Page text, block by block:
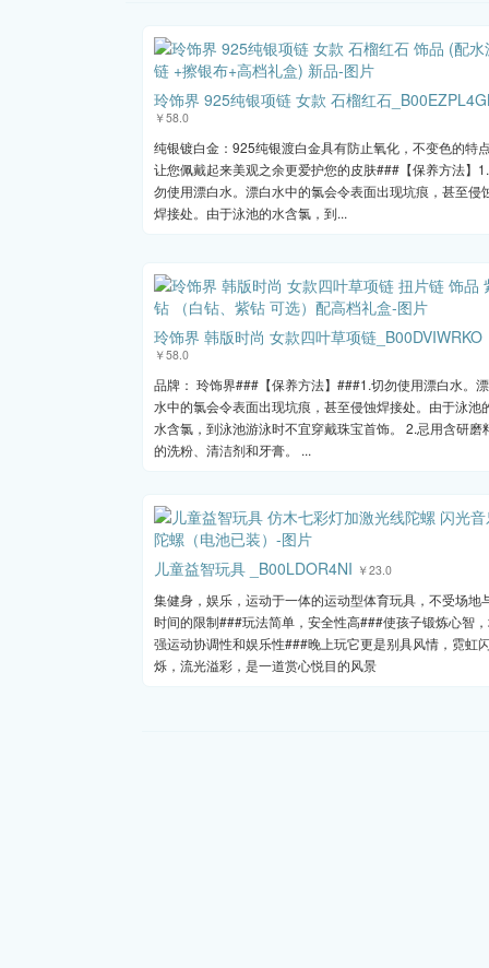
玲饰界 925纯银项链 女款 石榴红石
￥58.0
纯银镀白金：925纯银渡白金具有防止氧化，不变色的特
让您佩戴起来美观之余更爱护您的皮肤###【保养方法】
勿使用漂白水。漂白水中的氯会令表面出现坑痕，甚至侵
焊接处。由于泳池的水含氯，到...
玲饰界 韩版时尚 女款四叶草项链_B00DVIWRKO
￥58.0
品牌： 玲饰界###【保养方法】###1.切勿使用漂白水。
水中的氯会令表面出现坑痕，甚至侵蚀焊接处。由于泳池
水含氯，到泳池游泳时不宜穿戴珠宝首饰。 2.忌用含研磨
的洗粉、清洁剂和牙膏。 ...
儿童益智玩具 _B00LDOR4NI ￥23.0
集健身，娱乐，运动于一体的运动型体育玩具，不受场地
时间的限制###玩法简单，安全性高###使孩子锻炼心智
强运动协调性和娱乐性###晚上玩它更是别具风情，霓虹
烁，流光溢彩，是一道赏心悦目的风景